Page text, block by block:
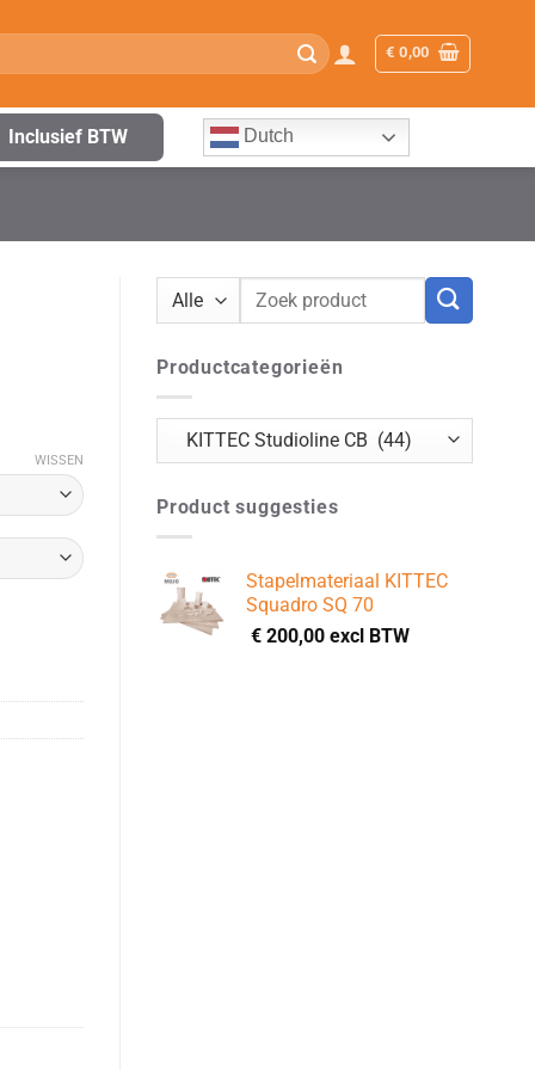
€ 0,00
Inclusief BTW Dutch
Zoeken
Productcategorieën
Product suggesties
Stapelmateriaal KITTEC
Squadro SQ 70
€ 200,00 excl BTW
WISSEN